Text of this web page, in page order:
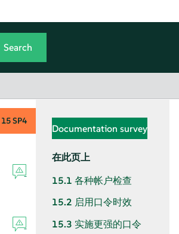
15 SP4
Documentation survey
在此页上
15.1 各种帐户检查
15.2 启用口令时效
15.3 实施更强的口令